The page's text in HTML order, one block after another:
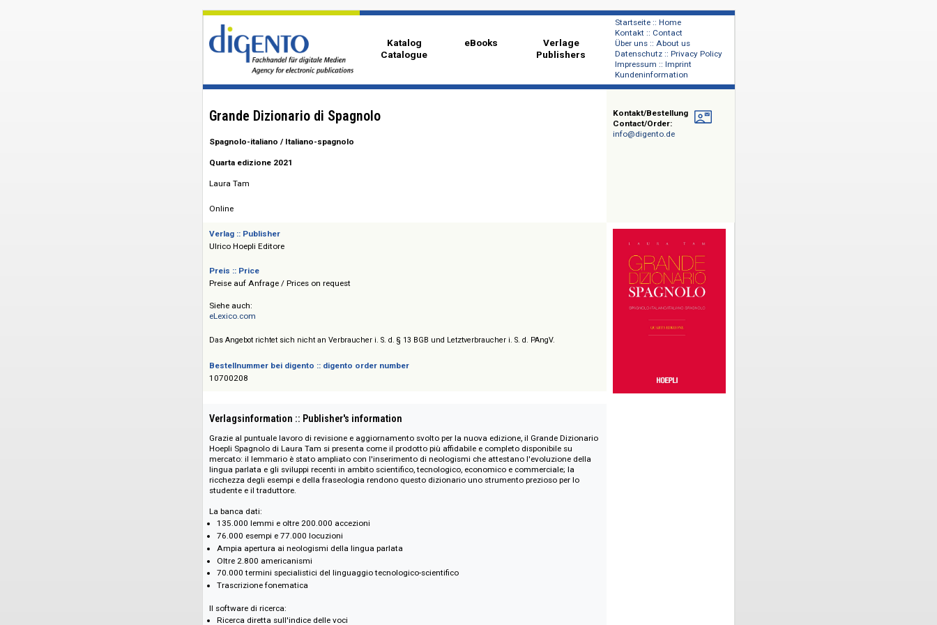
Katalog
Catalogue
eBooks Verlage
Publishers
Über uns :: About us
Datenschutz :: Privacy Policy
Impressum :: Imprint
Kundeninformation
Grande Dizionario di Spagnolo
Kontakt/Bestellung
Spagnolo-italiano / Italiano-spagnolo
Quarta edizione 2021
Online
Ulrico Hoepli Editore
Preis :: Price
Preise auf Anfrage / Prices on request
Siehe auch:
Das Angebot richtet sich nicht an Verbraucher i. S. d. § 13 BGB und Letztverbraucher i. S. d. PAngV.
10700208
Verlagsinformation :: Publisher's information
Grazie al puntuale lavoro di revisione e aggiornamento svolto per la nuova edizione, il Grande Dizionario
mercato: il lemmario è stato ampliato con l'inserimento di neologismi che attestano l'evoluzione della
lingua parlata e gli sviluppi recenti in ambito scientifico, tecnologico, economico e commerciale; la
ricchezza degli esempi e della fraseologia rendono questo dizionario uno strumento prezioso per lo
studente e il traduttore.
La banca dati:
135.000 lemmi e oltre 200.000 accezioni
Ampia apertura ai neologismi della lingua parlata
Oltre 2.800 americanismi